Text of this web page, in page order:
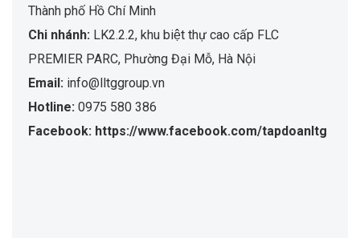
Thành phố Hồ Chí Minh
Chi nhánh: LK2.2.2, khu biệt thự cao cấp FLC
PREMIER PARC, Phường Đại Mỗ, Hà Nội
Email: info@lltggroup.vn
Hotline: 0975 580 386
Facebook: https://www.facebook.com/tapdoanltg